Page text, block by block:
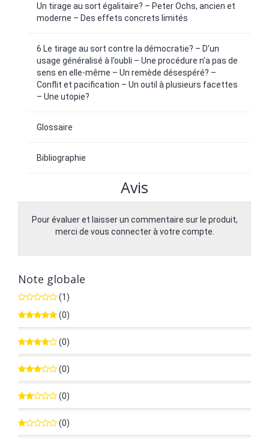
Un tirage au sort égalitaire? – Peter Ochs, ancien et
moderne – Des effets concrets limités
6 Le tirage au sort contre la démocratie? – D’un
usage généralisé à l’oubli – Une procédure n’a pas de
sens en elle-même – Un remède désespéré? –
Conflit et pacification – Un outil à plusieurs facettes
– Une utopie?
Glossaire
Bibliographie
Avis
Pour évaluer et laisser un commentaire sur le produit,
merci de vous connecter à votre compte.
Note globale
(1)
(0)
(0)
(0)
(0)
(0)